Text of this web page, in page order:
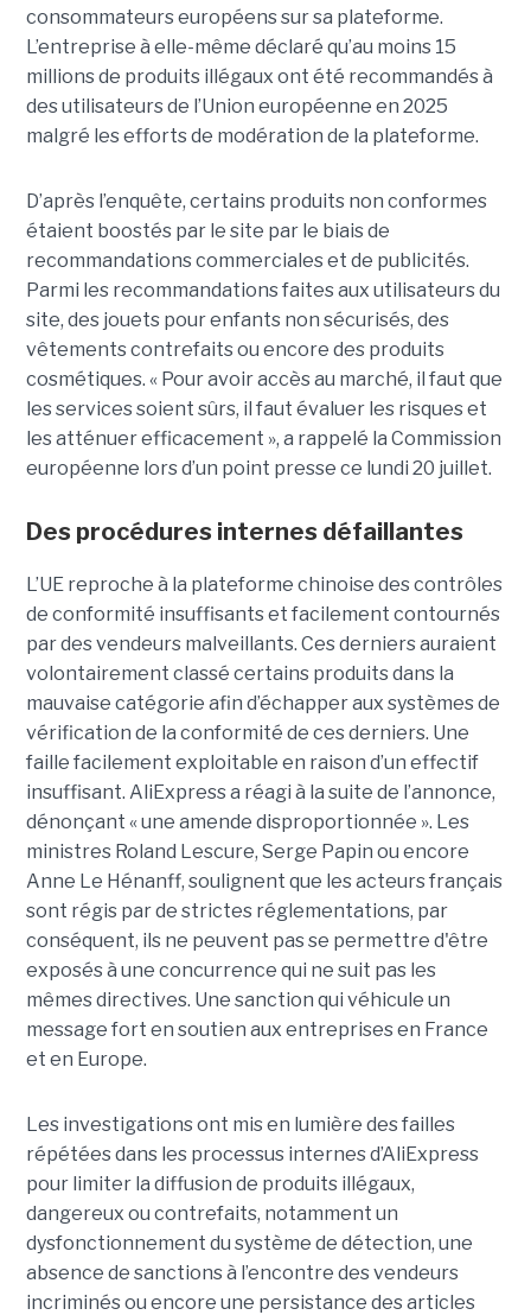
consommateurs européens sur sa plateforme.
L’entreprise à elle-même déclaré qu’au moins 15
millions de produits illégaux ont été recommandés à
des utilisateurs de l’Union européenne en 2025
malgré les efforts de modération de la plateforme.
D’après l’enquête, certains produits non conformes
étaient boostés par le site par le biais de
recommandations commerciales et de publicités.
Parmi les recommandations faites aux utilisateurs du
site, des jouets pour enfants non sécurisés, des
vêtements contrefaits ou encore des produits
cosmétiques. « Pour avoir accès au marché, il faut que
les services soient sûrs, il faut évaluer les risques et
les atténuer efficacement », a rappelé la Commission
européenne lors d’un point presse ce lundi 20 juillet.
Des procédures internes défaillantes
L’UE reproche à la plateforme chinoise des contrôles
de conformité insuffisants et facilement contournés
par des vendeurs malveillants. Ces derniers auraient
volontairement classé certains produits dans la
mauvaise catégorie afin d’échapper aux systèmes de
vérification de la conformité de ces derniers. Une
faille facilement exploitable en raison d’un effectif
insuffisant. AliExpress a réagi à la suite de l’annonce,
dénonçant « une amende disproportionnée ». Les
ministres Roland Lescure, Serge Papin ou encore
Anne Le Hénanff, soulignent que les acteurs français
sont régis par de strictes réglementations, par
conséquent, ils ne peuvent pas se permettre d'être
exposés à une concurrence qui ne suit pas les
mêmes directives. Une sanction qui véhicule un
message fort en soutien aux entreprises en France
et en Europe.
Les investigations ont mis en lumière des failles
répétées dans les processus internes d’AliExpress
pour limiter la diffusion de produits illégaux,
dangereux ou contrefaits, notamment un
dysfonctionnement du système de détection, une
absence de sanctions à l’encontre des vendeurs
incriminés ou encore une persistance des articles